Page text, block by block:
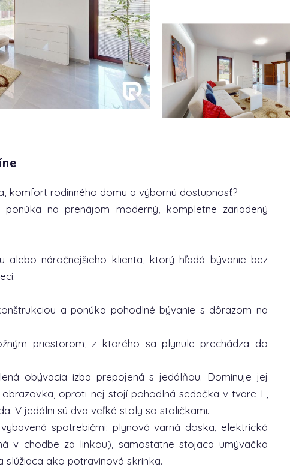
komfort rodinného domu a výbornú dostupnosť?
na prenájom moderný, kompletne zariadený
náročnejšieho klienta, ktorý hľadá bývanie bez
a ponúka pohodlné bývanie s dôrazom na
priestorom, z ktorého sa plynule prechádza do
obývacia izba prepojená s jedálňou. Dominuje jej
oproti nej stojí pohodlná sedačka v tvare L,
V jedálni sú dva veľké stoly so stoličkami.
spotrebičmi: plynová varná doska, elektrická
v chodbe za linkou), samostatne stojaca umývačka
ako potravinová skrinka.